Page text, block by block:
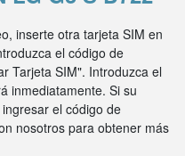
inserte otra tarjeta SIM en
el código de
Tarjeta SIM". Introduzca el
inmediatamente. Si su
el código de
nosotros para obtener más